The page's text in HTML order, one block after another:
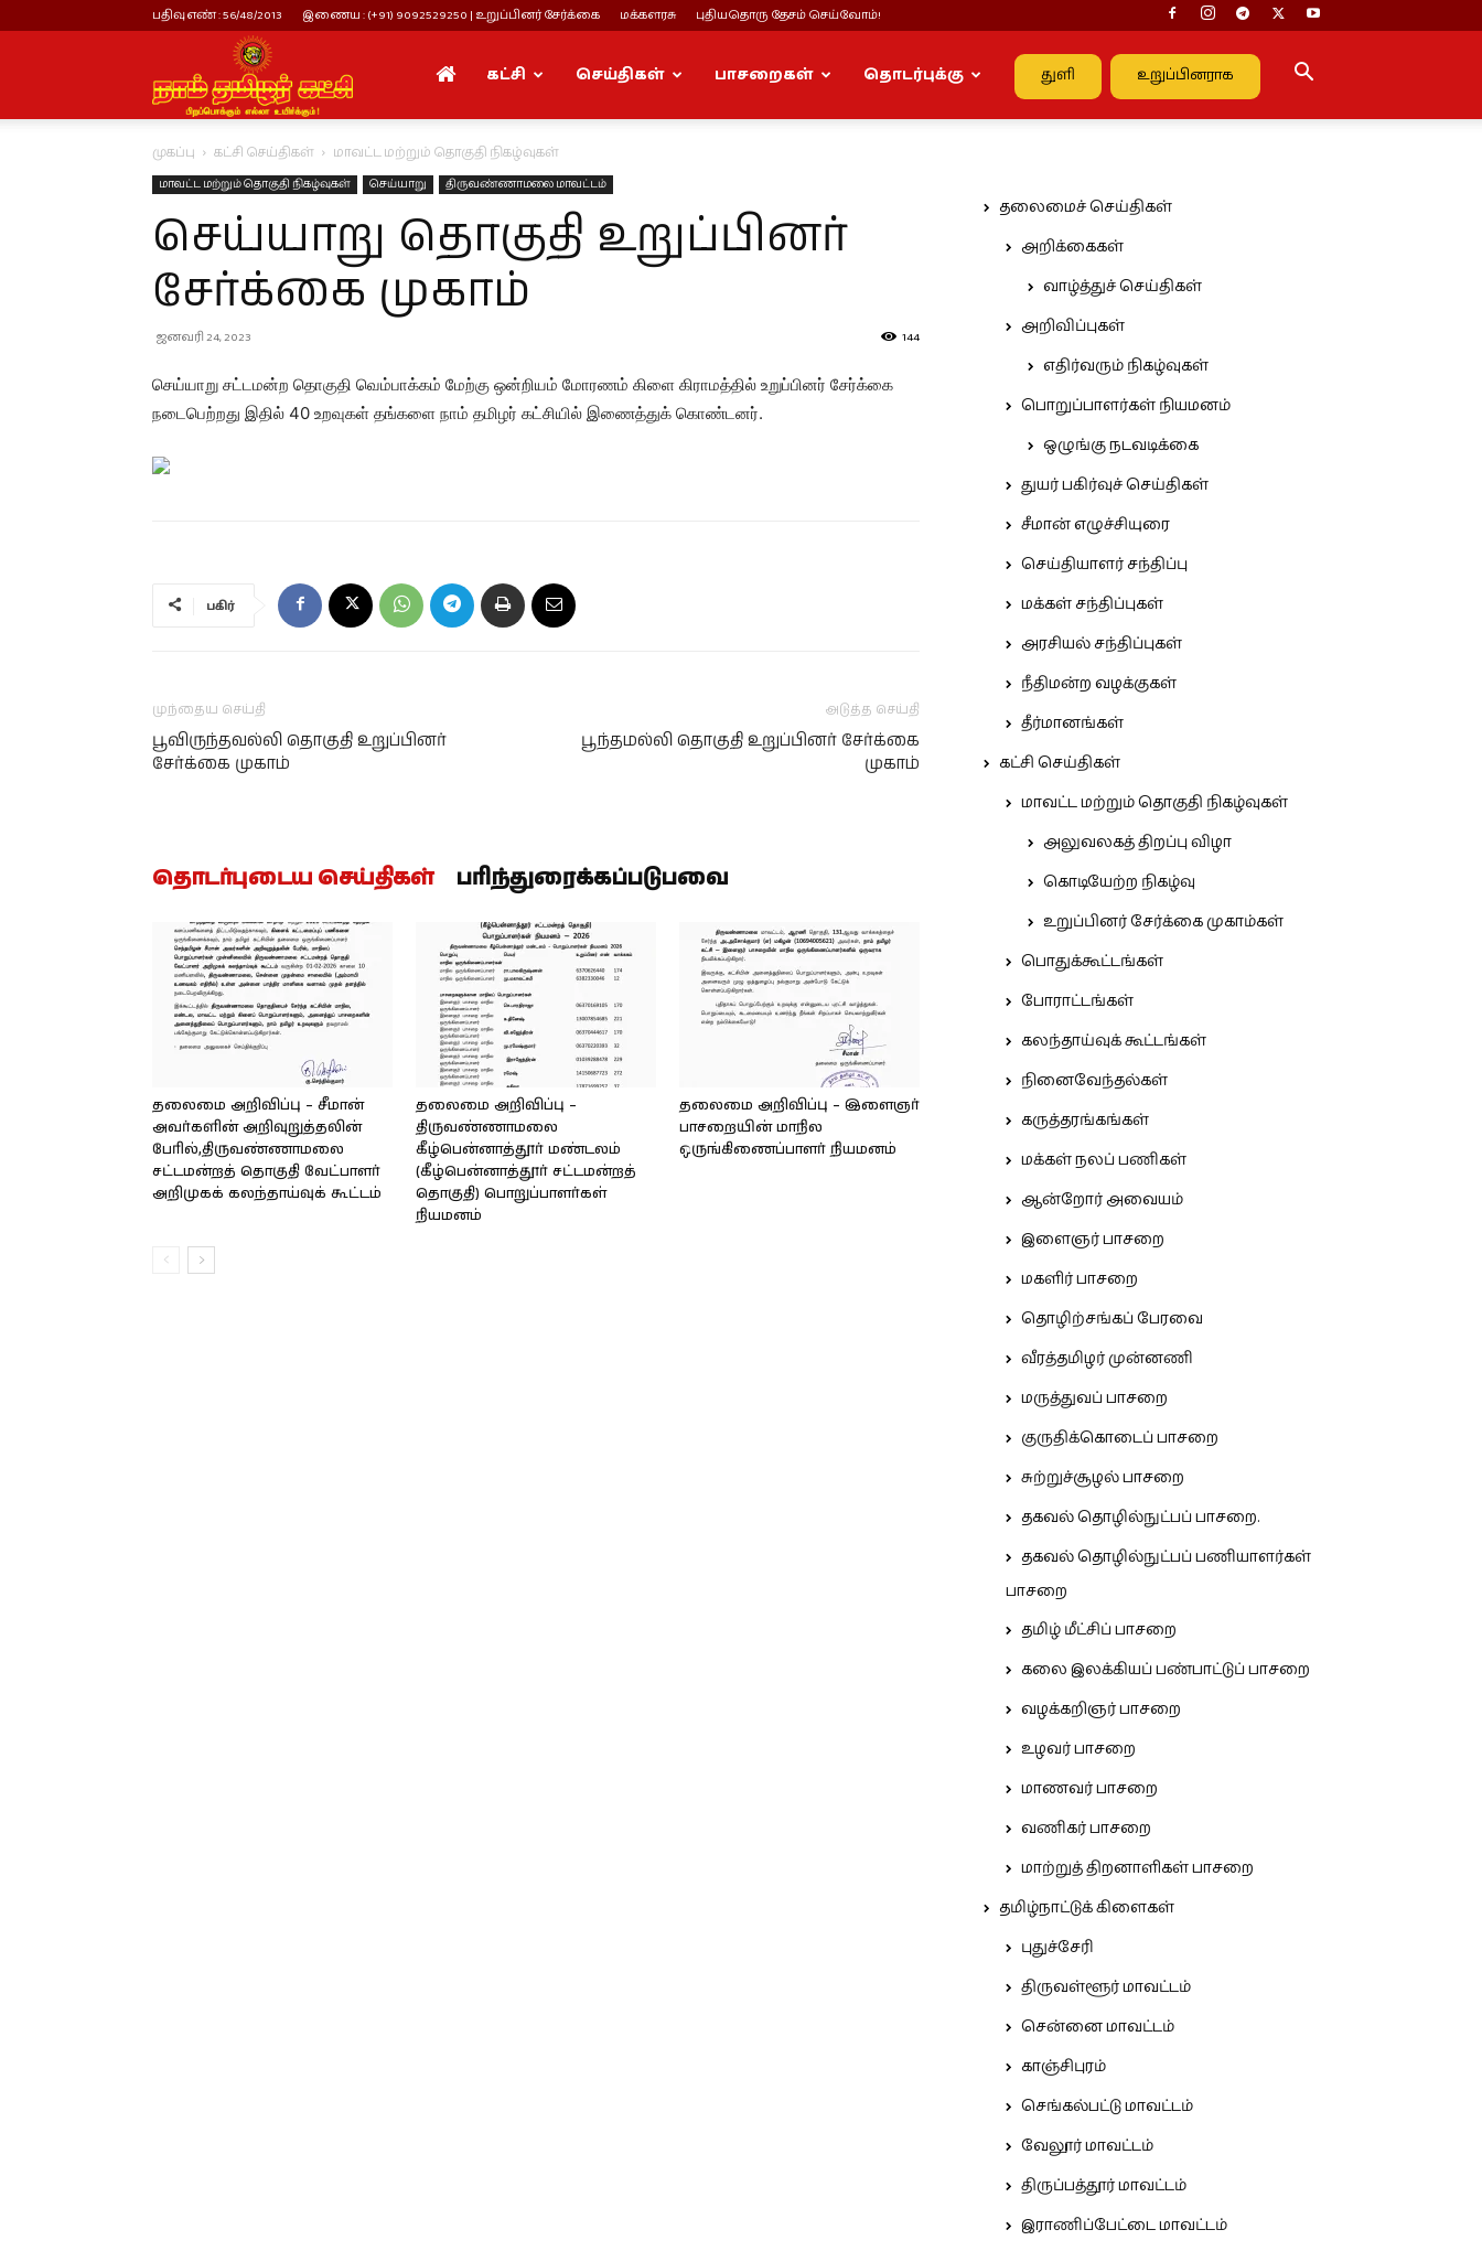
பதிவு எண் : 56/48/2013 இணைய : (+91) 9092529250 | உறுப்பினர் சேர்க்கை மக்களரசு புதியதொரு தேசம் செய்வோம்!
துளி உறுப்பினராக
நாம்
தமிழர்
கட்சி
கட்சி செய்திகள் பாசறைகள் தொடர்புக்கு
முகப்பு கட்சி செய்திகள் மாவட்ட மற்றும் தொகுதி நிகழ்வுகள்
மாவட்ட மற்றும் தொகுதி நிகழ்வுகள் செய்யாறு திருவண்ணாமலை மாவட்டம்
செய்யாறு தொகுதி உறுப்பினர்
சேர்க்கை முகாம்
ஜனவரி 24, 2023 144
செய்யாறு சட்டமன்ற தொகுதி வெம்பாக்கம் மேற்கு ஒன்றியம் மோரணம் கிளை கிராமத்தில் உறுப்பினர் சேர்க்கை
நடைபெற்றது இதில் 40 உறவுகள் தங்களை நாம் தமிழர் கட்சியில் இணைத்துக் கொண்டனர்.
பகிர்
முந்தைய செய்தி
பூவிருந்தவல்லி தொகுதி உறுப்பினர்
சேர்க்கை முகாம்
அடுத்த செய்தி
பூந்தமல்லி தொகுதி உறுப்பினர் சேர்க்கை
முகாம்
தொடர்புடைய செய்திகள் பரிந்துரைக்கப்படுபவை
தலைமை அறிவிப்பு – சீமான்
அவர்களின் அறிவுறுத்தலின்
பேரில்,திருவண்ணாமலை
சட்டமன்றத் தொகுதி வேட்பாளர்
அறிமுகக் கலந்தாய்வுக் கூட்டம்
தலைமை அறிவிப்பு –
திருவண்ணாமலை
கீழ்பென்னாத்தூர் மண்டலம்
(கீழ்பென்னாத்தூர் சட்டமன்றத்
தொகுதி) பொறுப்பாளர்கள்
நியமனம்
தலைமை அறிவிப்பு – இளைஞர்
பாசறையின் மாநில
ஒருங்கிணைப்பாளர் நியமனம்
தலைமைச் செய்திகள்
அறிக்கைகள்
வாழ்த்துச் செய்திகள்
அறிவிப்புகள்
எதிர்வரும் நிகழ்வுகள்
பொறுப்பாளர்கள் நியமனம்
ஒழுங்கு நடவடிக்கை
துயர் பகிர்வுச் செய்திகள்
சீமான் எழுச்சியுரை
செய்தியாளர் சந்திப்பு
மக்கள் சந்திப்புகள்
அரசியல் சந்திப்புகள்
நீதிமன்ற வழக்குகள்
தீர்மானங்கள்
கட்சி செய்திகள்
மாவட்ட மற்றும் தொகுதி நிகழ்வுகள்
அலுவலகத் திறப்பு விழா
கொடியேற்ற நிகழ்வு
உறுப்பினர் சேர்க்கை முகாம்கள்
பொதுக்கூட்டங்கள்
போராட்டங்கள்
கலந்தாய்வுக் கூட்டங்கள்
நினைவேந்தல்கள்
கருத்தரங்கங்கள்
மக்கள் நலப் பணிகள்
ஆன்றோர் அவையம்
இளைஞர் பாசறை
மகளிர் பாசறை
தொழிற்சங்கப் பேரவை
வீரத்தமிழர் முன்னணி
மருத்துவப் பாசறை
குருதிக்கொடைப் பாசறை
சுற்றுச்சூழல் பாசறை
தகவல் தொழில்நுட்பப் பாசறை.
தகவல் தொழில்நுட்பப் பணியாளர்கள்
பாசறை
தமிழ் மீட்சிப் பாசறை
கலை இலக்கியப் பண்பாட்டுப் பாசறை
வழக்கறிஞர் பாசறை
உழவர் பாசறை
மாணவர் பாசறை
வணிகர் பாசறை
மாற்றுத் திறனாளிகள் பாசறை
தமிழ்நாட்டுக் கிளைகள்
புதுச்சேரி
திருவள்ளூர் மாவட்டம்
சென்னை மாவட்டம்
காஞ்சிபுரம்
செங்கல்பட்டு மாவட்டம்
வேலூர் மாவட்டம்
திருப்பத்தூர் மாவட்டம்
இராணிப்பேட்டை மாவட்டம்